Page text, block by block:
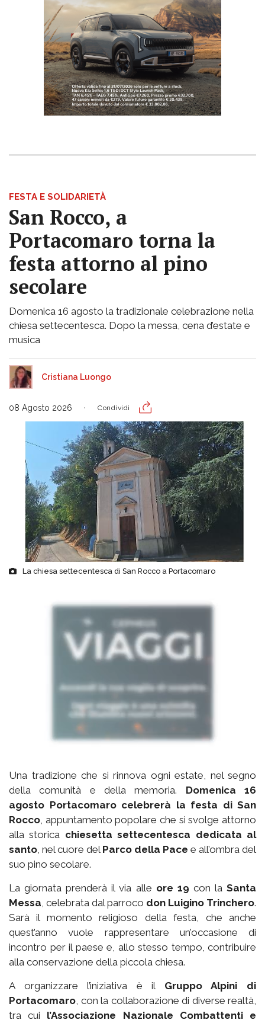
FESTA E SOLIDARIETÀ
San Rocco, a
Portacomaro torna la
festa attorno al pino
secolare
Domenica 16 agosto la tradizionale celebrazione nella
chiesa settecentesca. Dopo la messa, cena d’estate e
musica
Cristiana Luongo
08 Agosto 2026 Condividi
La chiesa settecentesca di San Rocco a Portacomaro
Una tradizione che si rinnova ogni estate, nel segno
della comunità e della memoria. Domenica 16
agosto Portacomaro celebrerà la festa di San
Rocco, appuntamento popolare che si svolge attorno
alla storica chiesetta settecentesca dedicata al
santo, nel cuore del Parco della Pace e all’ombra del
suo pino secolare.
La giornata prenderà il via alle ore 19 con laSanta
Messa, celebrata dal parroco don Luigino Trinchero.
Sarà il momento religioso della festa, che anche
quest’anno vuole rappresentare un’occasione di
incontro per il paese e, allo stesso tempo, contribuire
alla conservazione della piccola chiesa.
A organizzare l’iniziativa è il Gruppo Alpini di
Portacomaro, con la collaborazione di diverse realtà,
tra cui l’Associazione Nazionale Combattenti e